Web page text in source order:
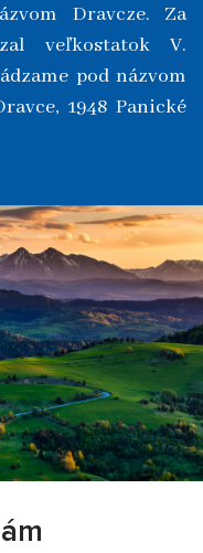
Dravcze. Za
veľkostatok V.
pod názvom
1948 Panické